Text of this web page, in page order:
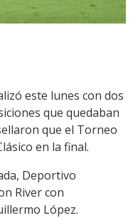
Linkeste lunes con dos
que quedaban
que el Torneo
en la final.
Deportivo
River con
López.